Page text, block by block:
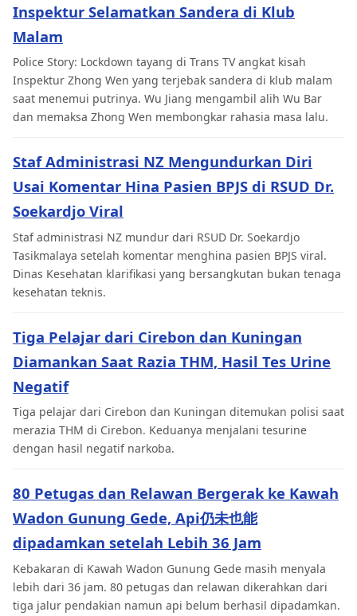
Inspektur Selamatkan Sandera di Klub
Malam
Police Story: Lockdown tayang di Trans TV angkat kisah
Inspektur Zhong Wen yang terjebak sandera di klub malam
saat menemui putrinya. Wu Jiang mengambil alih Wu Bar
dan memaksa Zhong Wen membongkar rahasia masa lalu.
Staf Administrasi NZ Mengundurkan Diri
Usai Komentar Hina Pasien BPJS di RSUD Dr.
Soekardjo Viral
Staf administrasi NZ mundur dari RSUD Dr. Soekardjo
Tasikmalaya setelah komentar menghina pasien BPJS viral.
Dinas Kesehatan klarifikasi yang bersangkutan bukan tenaga
kesehatan teknis.
Tiga Pelajar dari Cirebon dan Kuningan
Diamankan Saat Razia THM, Hasil Tes Urine
Negatif
Tiga pelajar dari Cirebon dan Kuningan ditemukan polisi saat
merazia THM di Cirebon. Keduanya menjalani tesurine
dengan hasil negatif narkoba.
80 Petugas dan Relawan Bergerak ke Kawah
Wadon Gunung Gede, Api仍未也能
dipadamkan setelah Lebih 36 Jam
Kebakaran di Kawah Wadon Gunung Gede masih menyala
lebih dari 36 jam. 80 petugas dan relawan dikerahkan dari
tiga jalur pendakian namun api belum berhasil dipadamkan.